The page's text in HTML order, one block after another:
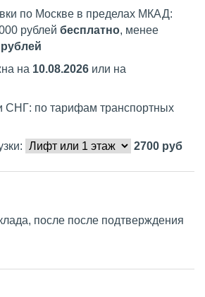
по Москве в пределах МКАД:
рублей бесплатно, менее
на 10.08.2026 или на
СНГ: по тарифам транспортных
2700 руб
после после подтверждения